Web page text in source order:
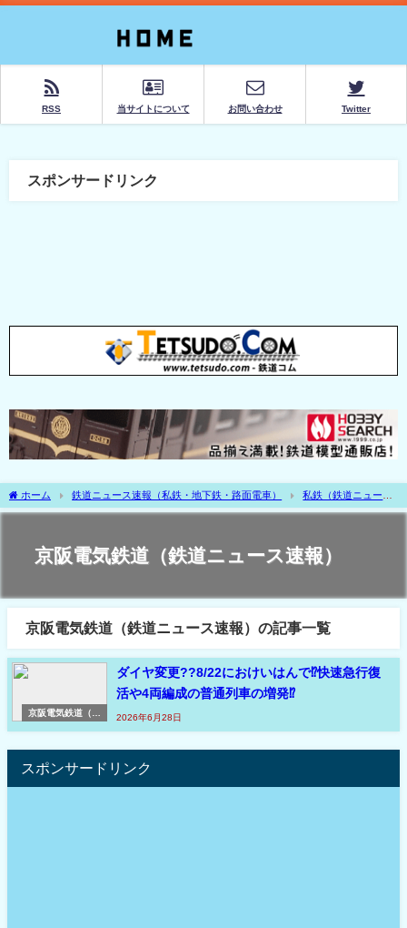
RSS 当サイトについて お問い合わせ Twitter
スポンサードリンク
ホーム 鉄道ニュース速報（私鉄・地下鉄・路面電車）
私鉄（鉄道ニュース
速報）
大手私鉄（鉄道ニュース速報） 関西（鉄道ニュース速報）
京阪電
京阪電気鉄道（鉄道ニュース速報）
京阪電気鉄道（鉄道ニュース速報）の記事一覧
京阪電気鉄道（鉄
ダイヤ変更??8/22におけいはんで⁉快速急行復
活や4両編成の普通列車の増発⁉
2026年6月28日
スポンサードリンク